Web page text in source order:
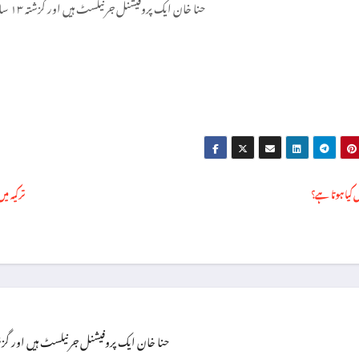
حنا خان ایک پروفیشنل جرنیلسٹ ہیں اور گزشتہ ۱۳ سال سے اپنی خدمات سر انجام دے رہی ہیں۔
کیا ہوتا ہے؟
حنا خان ایک پروفیشنل جرنیلسٹ ہیں اور گزشتہ ۱۳ سال سے اپنی خدمات سر انجام دے